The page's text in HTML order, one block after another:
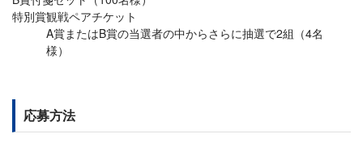
特別賞観戦ペアチケット
A賞またはB賞の当選者の中からさらに抽選で2組（4名
様）
応募方法